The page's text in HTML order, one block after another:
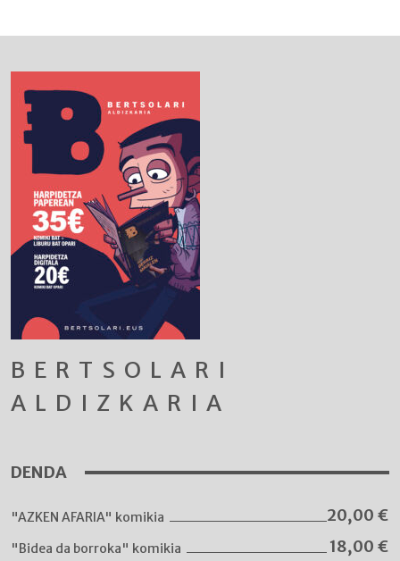
BERTSOLARI
ALDIZKARIA
DENDA
"AZKEN AFARIA" komikia 20,00 €
"Bidea da borroka" komikia 18,00 €